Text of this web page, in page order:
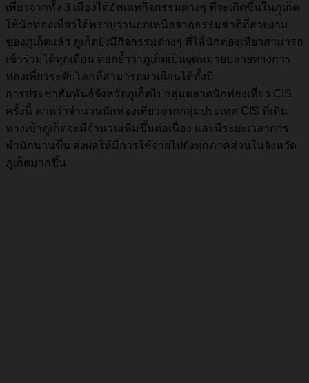
เที่ยวจากทั้ง 3 เมืองได้อัพเดทกิจกรรมต่างๆ ที่จะเกิดขึ้นในภูเก็ต
ให้นักท่องเที่ยวได้ทราบว่านอกเหนือจากธรรมชาติที่สวยงาม
ของภูเก็ตแล้ว ภูเก็ตยังมีกิจกรรมต่างๆ ที่ให้นักท่องเที่ยวสามารถ
เข้าร่วมได้ทุกเดือน ตอกย้ำว่าภูเก็ตเป็นจุดหมายปลายทางการ
ท่องเที่ยวระดับโลกที่สามารถมาเยือนได้ทั้งปี
การประชาสัมพันธ์จังหวัดภูเก็ตไปกลุ่มตลาดนักท่องเที่ยว CIS
ครั้งนี้ คาดว่าจำนวนนักท่องเที่ยวจากกลุ่มประเทศ CIS ที่เดิน
ทางเข้าภูเก็ตจะมีจำนวนเพิ่มขึ้นต่อเนื่อง และมีระยะเวลาการ
พำนักนานขึ้น ส่งผลให้มีการใช้จ่ายไปยังทุกภาคส่วนในจังหวัด
ภูเก็ตมากขึ้น